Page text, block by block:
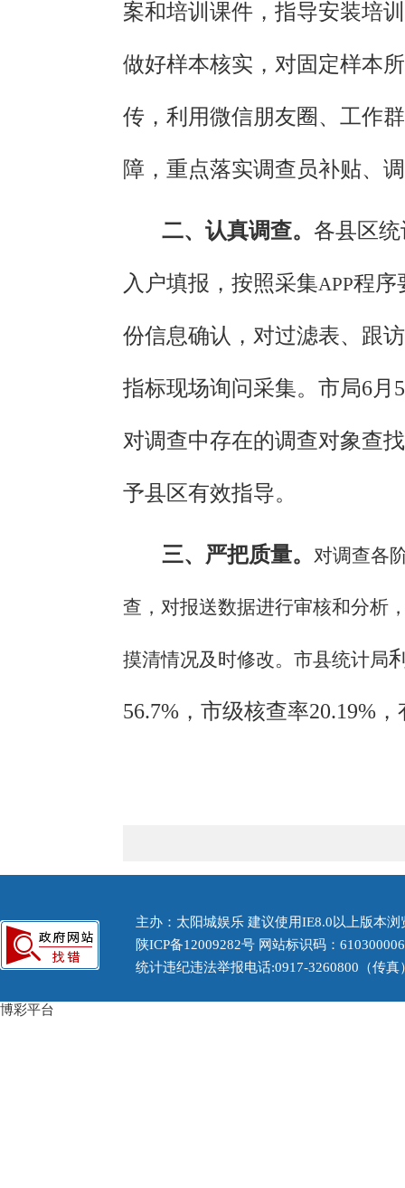
案和培训课件 ， 指导安装培
做好样本核实，对固定样本
传， 利用微信朋友圈、工作
障， 重点落实调查员补贴、
二、认真调查。 各县区统
入户填报 ，按照采集APP程序
份信息确认，对过滤表、跟
指标现场询问采集。市局6月
对调查中存在的调查对象查
予县区有效指导。
三、严把质量。 对调查各
查，对报送数据进行审核和分析
摸清情况及时修改。 市县统计局
56.7%，市级核查率20.19%
主办：太阳城娱乐 建议使用IE8.0以上版本
陕ICP备12009282号 网站标识码：
统计违纪违法举报电话:0917-3260800（传真
博彩平台